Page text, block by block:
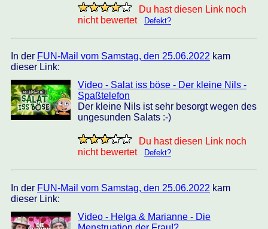
Du hast diesen Link noch
nicht bewertet
Defekt?
In der FUN-Mail vom Samstag, den 25.06.2022 kam
dieser Link:
Video - Salat iss böse - Der kleine Nils -
Spaßtelefon
Der kleine Nils ist sehr besorgt wegen des
ungesunden Salats :-)
Du hast diesen Link noch
nicht bewertet
Defekt?
In der FUN-Mail vom Samstag, den 25.06.2022 kam
dieser Link:
Video - Helga & Marianne - Die